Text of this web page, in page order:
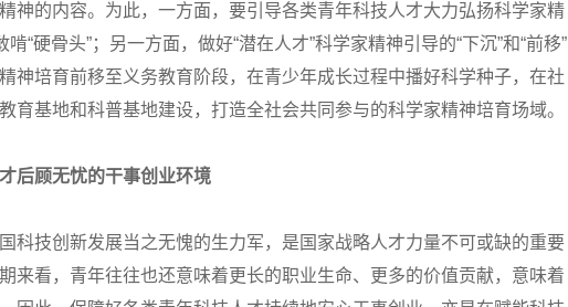
神的内容。为此，一方面，要引导各类青年科技人才大力弘扬科学家精
“硬骨头”；另一方面，做好“潜在人才”科学家精神引导的“下沉”和“前移”
神培育前移至义务教育阶段，在青少年成长过程中播好科学种子，在社
育基地和科普基地建设，打造全社会共同参与的科学家精神培育场域。
后顾无忧的干事创业环境
技创新发展当之无愧的生力军，是国家战略人才力量不可或缺的重要
来看，青年往往也还意味着更长的职业生命、更多的价值贡献，意味着